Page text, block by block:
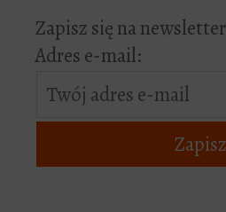
Zapisz się na newsletter
Adres e-mail: